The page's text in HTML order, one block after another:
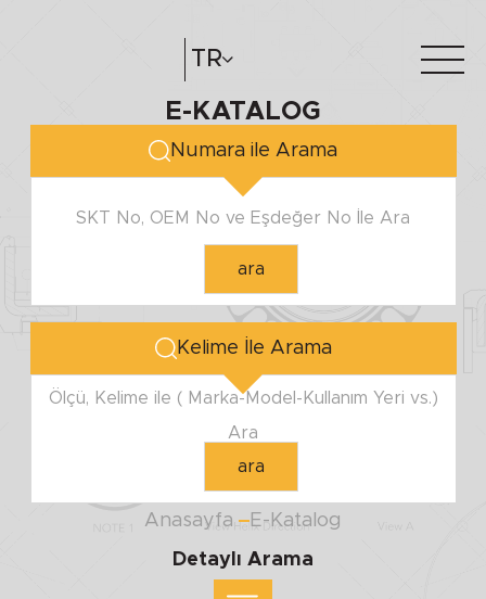
TR
Hakkımızda e-katalog
E-KATALOG
Numara ile Arama
SKT No, OEM No ve Eşdeğer No İle Ara
ara
Kelime İle Arama
Ölçü, Kelime ile ( Marka-Model-Kullanım Yeri vs.)
Ara
ara
Anasayfa
E-Katalog
Detaylı Arama
Minimum
Maximum
YUVA ÇAPI
Minimum
YÜKSEKLİK
Minimum
ölçü ile arama yap